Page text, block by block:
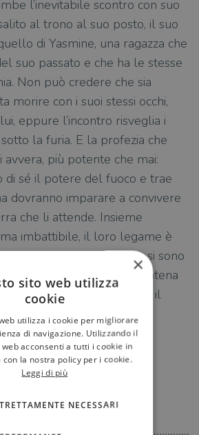
l’inevitabile scontro con suo
al trono al suo posto, il suo
di Yasmine, una ragazza che
suo passato e che ha le stesse
Non può credere che sia
morire con i suoi stessi occhi,
eppure l’incontro risveglia i
la furia. E la profezia che
avvera, più potente che mai:
di sé il potere del fuoco e trae
dovranno imparare a convivere
che li attende. Insieme
imbattibile, il loro legame è
Il Male e la sua Sposa si sono
per spezzare la catena
volta per tutte e cambiare il
Salani
2025
×
sito web utilizza
cookie
utilizza i cookie per migliorare
di navigazione. Utilizzando il
acconsenti a tutti i cookie in
la nostra policy per i cookie.
Leggi di più
NECESSARI